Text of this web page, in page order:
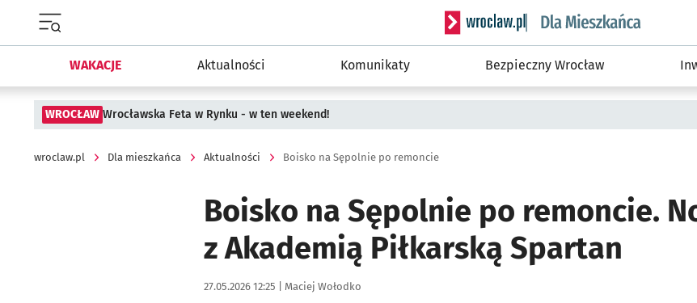
Serwis informacyjny wroclaw.pl podserwis:
WAKACJE Aktualności Komunikaty Bezpieczny Wrocław
WROCŁAW Wrocławska Feta w Rynku - w ten weekend!
wroclaw.pl Dla mieszkańca Aktualności Boisko na Sępolnie po remoncie
Boisko na Sępolnie po remoncie.
z Akademią Piłkarską Spartan
Data publikacji:
27.05.2026 12:25 | Autor:
Maciej Wołodko